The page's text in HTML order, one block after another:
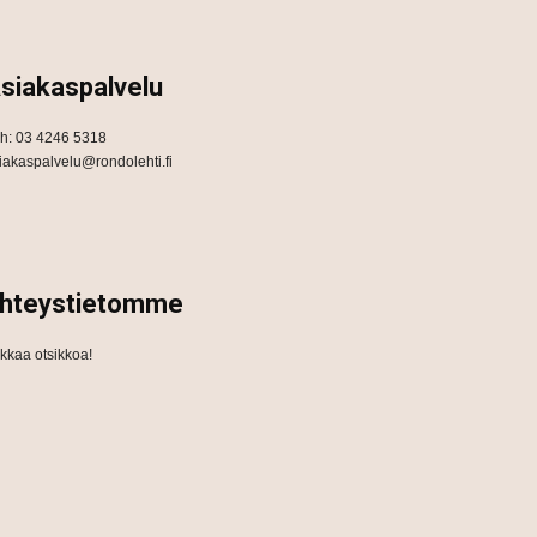
03 4246 5318
otsikkoa!